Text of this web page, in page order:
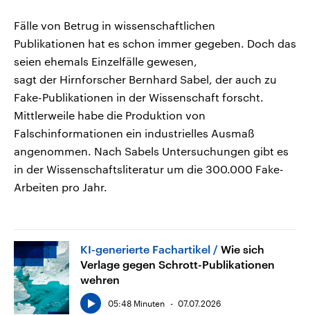
Fälle von Betrug in wissenschaftlichen
Publikationen hat es schon immer gegeben. Doch das
seien ehemals Einzelfälle gewesen,
sagt der Hirnforscher Bernhard Sabel, der auch zu
Fake-Publikationen in der Wissenschaft forscht.
Mittlerweile habe die Produktion von
Falschinformationen ein industrielles Ausmaß
angenommen. Nach Sabels Untersuchungen gibt es
in der Wissenschaftsliteratur um die 300.000 Fake-
Arbeiten pro Jahr.
KI-generierte Fachartikel
Wie sich
Verlage gegen Schrott-Publikationen
wehren
05:48 Minuten 07.07.2026